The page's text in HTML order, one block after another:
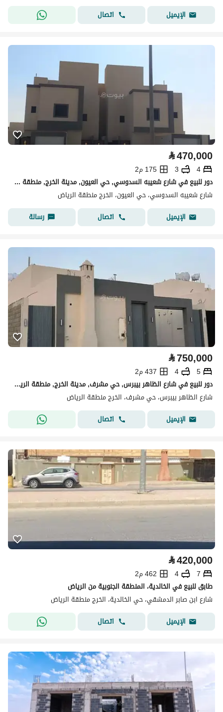
الإيميل
اتصال
⃁470,000
4
3
175 م2
دور للبيع في شارع شعيبه السدوسي, حي العيون, مدينة الخرج, منطقة الرياض
شارع شعيبه السدوسي، حي العيون، الخرج منطقة الرياض
الإيميل
اتصال رسالة
⃁750,000
5
4
437 م2
دور للبيع في شارع الظاهر بيبرس, حي مشرف, مدينة الخرج, منطقة الرياض
شارع الظاهر بيبرس، حي مشرف، الخرج منطقة الرياض
الإيميل
اتصال
⃁420,000
7
4
462 م2
طابق للبيع في الخالدية، المنطقة الجنوبية من الرياض
شارع ابن صابر الدمشقي، حي الخالدية، الخرج منطقة الرياض
الإيميل
اتصال